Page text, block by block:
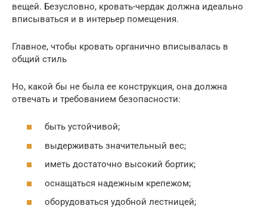
вещей. Безусловно, кровать-чердак должна идеально
вписываться и в интерьер помещения.
Главное, чтобы кровать органично вписывалась в
общий стиль
Но, какой бы не была ее конструкция, она должна
отвечать и требованием безопасности:
быть устойчивой;
выдерживать значительный вес;
иметь достаточно высокий бортик;
оснащаться надежным крепежом;
оборудоваться удобной лестницей;